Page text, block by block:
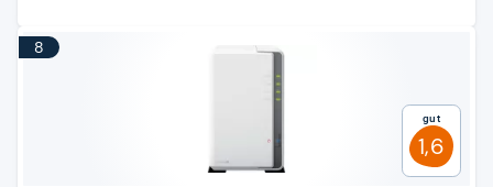
8
Gut
1,6